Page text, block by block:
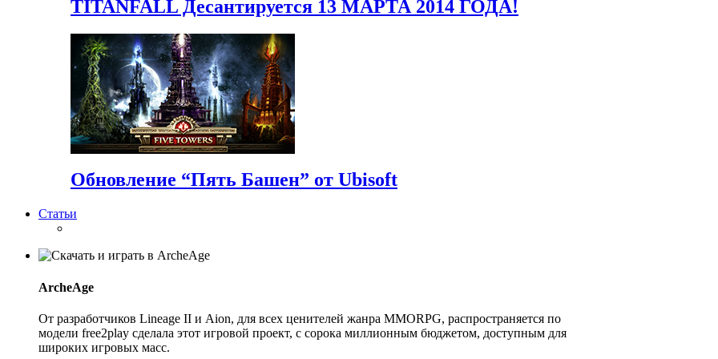
TITANFALL Десантируется 13 МАРТА 2014 ГОДА!
Обновление “Пять Башен” от Ubisoft
Статьи
ArcheAge
От разработчиков Lineage II и Aion, для всех ценителей жанра MMORPG, распространяется по
модели free2play сделала этот игровой проект, с сорока миллионным бюджетом, доступным для
широких игровых масс.